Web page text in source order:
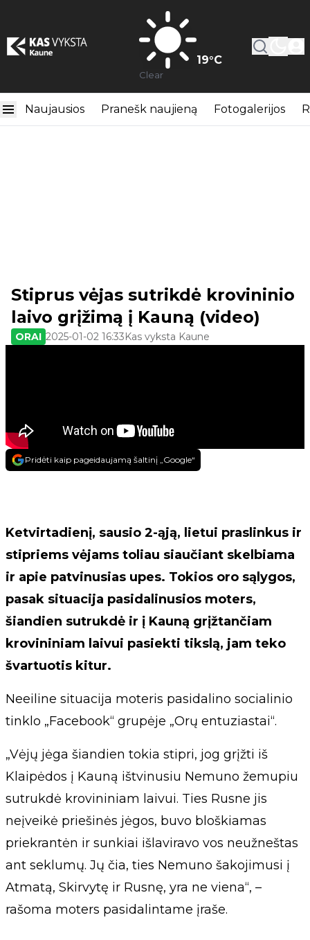
19°C
Clear
Naujausios Pranešk naujieną Fotogalerijos
Stiprus vėjas sutrikdė krovininio
laivo grįžimą į Kauną (video)
ORAI 2025-01-02 16:33Kas vyksta Kaune
Pridėti kaip pageidaujamą šaltinį „Google“
Ketvirtadienį, sausio 2-ąją, lietui praslinkus ir
stipriems vėjams toliau siaučiant skelbiama
ir apie patvinusias upes. Tokios oro sąlygos,
pasak situacija pasidalinusios moters,
šiandien sutrukdė ir į Kauną grįžtančiam
krovininiam laivui pasiekti tikslą, jam teko
švartuotis kitur.
Neeiline situacija moteris pasidalino socialinio
tinklo „Facebook“ grupėje „Orų entuziastai“.
„Vėjų jėga šiandien tokia stipri, jog grįžti iš
Klaipėdos į Kauną ištvinusiu Nemuno žemupiu
sutrukdė krovininiam laivui. Ties Rusne jis
neįveikė priešinės jėgos, buvo bloškiamas
priekrantėn ir sunkiai išlaviravo vos neužneštas
ant seklumų. Jų čia, ties Nemuno šakojimusi į
Atmatą, Skirvytę ir Rusnę, yra ne viena“, –
rašoma moters pasidalintame įraše.